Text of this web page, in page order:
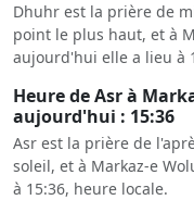
Dhuhr est la prière de
point le plus haut, et à
aujourd'hui elle a lieu à
Heure de Asr à
aujourd'hui : 15:36
Asr est la prière de
soleil, et à Markaz-e
à 15:36, heure locale.